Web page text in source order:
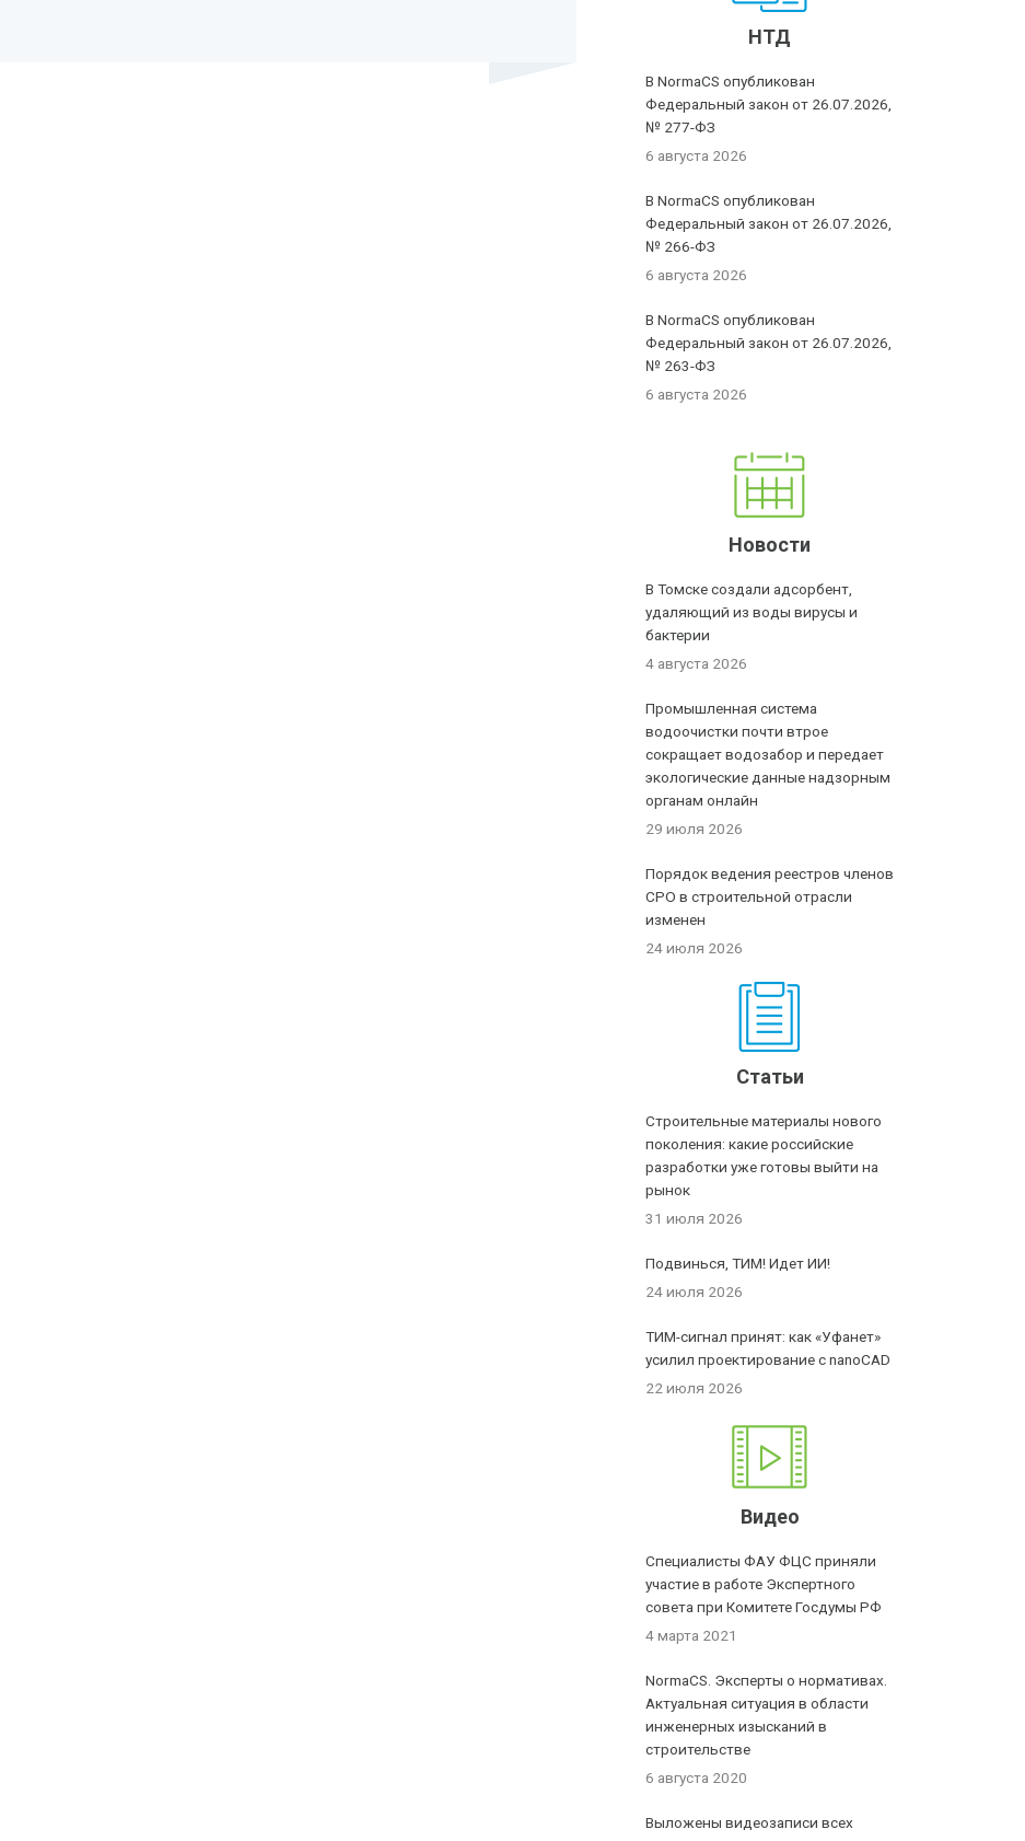
НТД
В NormaCS опубликован
Федеральный закон от 26.07.2026,
№ 277-ФЗ
6 августа 2026
В NormaCS опубликован
Федеральный закон от 26.07.2026,
№ 266-ФЗ
6 августа 2026
В NormaCS опубликован
Федеральный закон от 26.07.2026,
№ 263-ФЗ
6 августа 2026
Новости
В Томске создали адсорбент,
удаляющий из воды вирусы и
бактерии
4 августа 2026
Промышленная система
водоочистки почти втрое
сокращает водозабор и передает
экологические данные надзорным
органам онлайн
29 июля 2026
Порядок ведения реестров членов
СРО в строительной отрасли
изменен
24 июля 2026
Статьи
Строительные материалы нового
поколения: какие российские
разработки уже готовы выйти на
рынок
31 июля 2026
Подвинься, ТИМ! Идет ИИ!
24 июля 2026
ТИМ-сигнал принят: как «Уфанет»
усилил проектирование с nanoCAD
22 июля 2026
Видео
Специалисты ФАУ ФЦС приняли
участие в работе Экспертного
совета при Комитете Госдумы РФ
4 марта 2021
NormaCS. Эксперты о нормативах.
Актуальная ситуация в области
инженерных изысканий в
строительстве
6 августа 2020
Выложены видеозаписи всех